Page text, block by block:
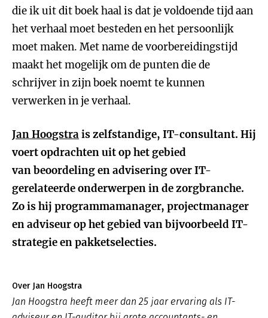
die ik uit dit boek haal is dat je voldoende tijd aan
het verhaal moet besteden en het persoonlijk
moet maken. Met name de voorbereidingstijd
maakt het mogelijk om de punten die de
schrijver in zijn boek noemt te kunnen
verwerken in je verhaal.
Jan Hoogstrais zelfstandige, IT-consultant. Hij
voert opdrachten uit op het gebied
van beoordeling en advisering over IT-
gerelateerde onderwerpen in de zorgbranche.
Zo is hij programmamanager, projectmanager
en adviseur op het gebied van bijvoorbeeld IT-
strategie en pakketselecties.
Over Jan Hoogstra
Jan Hoogstra heeft meer dan 25 jaar ervaring als IT-